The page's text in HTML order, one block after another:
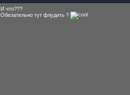
И что???
Обезательно тут флудить ?